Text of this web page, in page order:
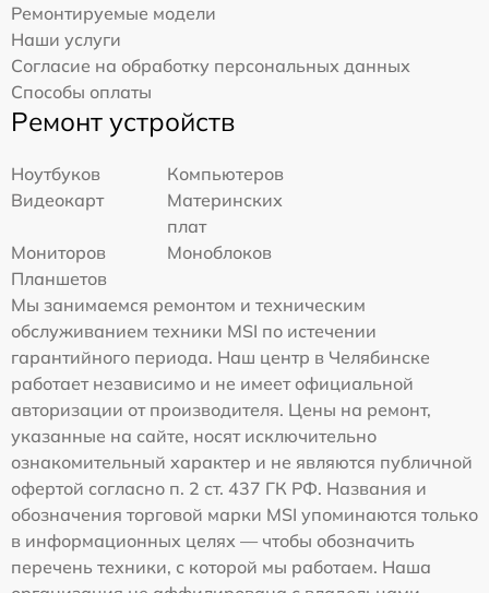
Ремонтируемые модели
Наши услуги
Согласие на обработку персональных данных
Способы оплаты
Ремонт устройств
Ноутбуков
Компьютеров
Видеокарт
Материнских
плат
Мониторов
Моноблоков
Планшетов
Мы занимаемся ремонтом и техническим
обслуживанием техники MSI по истечении
гарантийного периода. Наш центр в Челябинске
работает независимо и не имеет официальной
авторизации от производителя. Цены на ремонт,
указанные на сайте, носят исключительно
ознакомительный характер и не являются публичной
офертой согласно п. 2 ст. 437 ГК РФ. Названия и
обозначения торговой марки MSI упоминаются только
в информационных целях — чтобы обозначить
перечень техники, с которой мы работаем. Наша